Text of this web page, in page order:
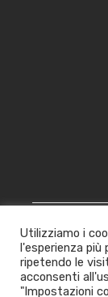
Utilizziamo i
l'esperienza
ripetendo le
acconsenti
"Impostazioni